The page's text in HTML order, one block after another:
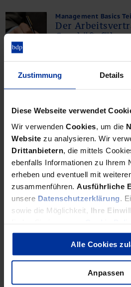
Zustimmung Details
Diese Webseite verwendet
Wir verwenden Cookies , um die
Website zu analysieren. Wir
Drittanbietern , die mittels
ebenfalls Informationen zu Ihrem
erheben und eventuell mit
zusammenführen. Ausführliche
unsere Datenschutzerklärung .
sowie die Möglichkeit, Ihre
Alle Cookies
Anpassen
Management Basics
Der
Fiskus kontrolliert streng, ob die
Management Basics
Verdeckte
Wer bei Transaktionen zwischen
nicht aufpasst, tappt schnell in
Jahresabschluss
Die
Gesetzlich vorgeschriebene oder